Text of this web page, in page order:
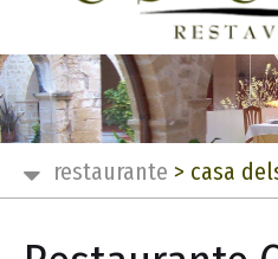
restaurante > casa